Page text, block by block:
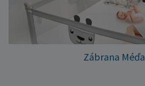
Zábrana Méďa